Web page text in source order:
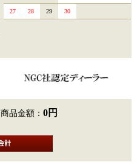
27 28 29 30
商品金額： 0円